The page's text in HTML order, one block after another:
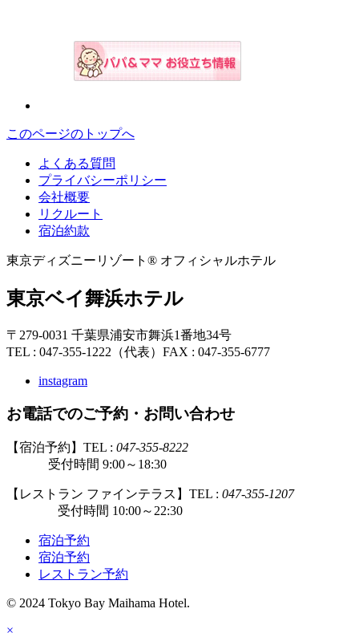
このページのトップへ
よくある質問
プライバシーポリシー
会社概要
リクルート
宿泊約款
東京ディズニーリゾート® オフィシャルホテル
東京ベイ舞浜ホテル
〒279-0031 千葉県浦安市舞浜1番地34号
TEL : 047-355-1222（代表） FAX : 047-355-6777
instagram
お電話でのご予約・お問い合わせ
【宿泊予約】TEL : 047-355-8222
受付時間 9:00～18:30
【レストラン ファインテラス】TEL : 047-355-1207
受付時間 10:00～22:30
宿泊予約
宿泊予約
レストラン予約
© 2024 Tokyo Bay Maihama Hotel.
×